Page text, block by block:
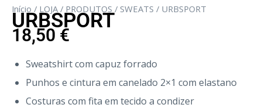
Início / LOJA / PRODUTOS / SWEATS / URBSPORT
URBSPORT
18,50 €
Sweatshirt com capuz forrado
Punhos e cintura em canelado 2×1 com elastano
Costuras com fita em tecido a condizer